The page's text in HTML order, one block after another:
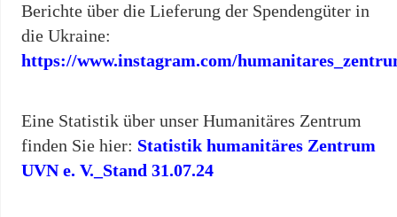
Berichte über die Lieferung der Spendengüter in
die Ukraine:
https://www.instagram.com/
Eine Statistik über unser Humanitäres Zentrum
finden Sie hier: Statistik humanitäres Zentrum
UVN e. V._Stand 31.07.24